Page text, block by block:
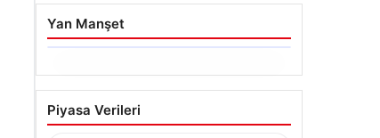
Yan Manşet
06.08.2026
Hakkında icra takibi
başlatan avukatı
Piyasa Verileri